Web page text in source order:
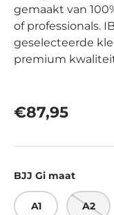
gemaakt van
of professionals.
geselecteerde
premium
Reguliere
€87,95
BJJ Gi maat
A1 A2